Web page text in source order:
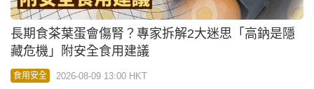
長期食茶葉蛋會傷腎？專家拆解2大迷思「高鈉是隱
藏危機」附安全食用建議
食用安全 2026-08-09 13:00 HKT